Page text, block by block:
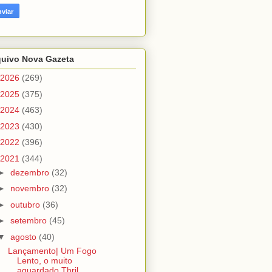
Nova Gazeta
2026 (269)
2025 (375)
2024 (463)
2023 (430)
2022 (396)
2021 (344)
dezembro (32)
novembro (32)
outubro (36)
setembro (45)
agosto (40)
Lançamento| Um Fogo
Lento, o muito
aguardado Thril...